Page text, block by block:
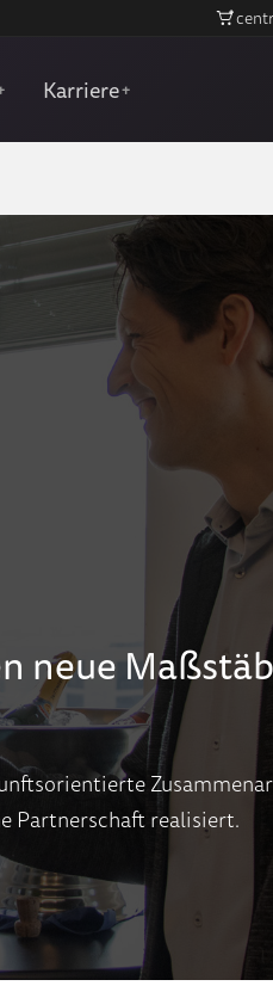
Karriere+
neue
Partnerschaft realisiert.